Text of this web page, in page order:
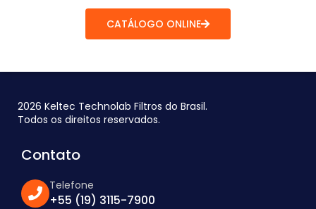
CATÁLOGO ONLINE
2026 Keltec Technolab Filtros do Brasil.
Todos os direitos reservados.
Contato
Telefone
+55 (19) 3115-7900